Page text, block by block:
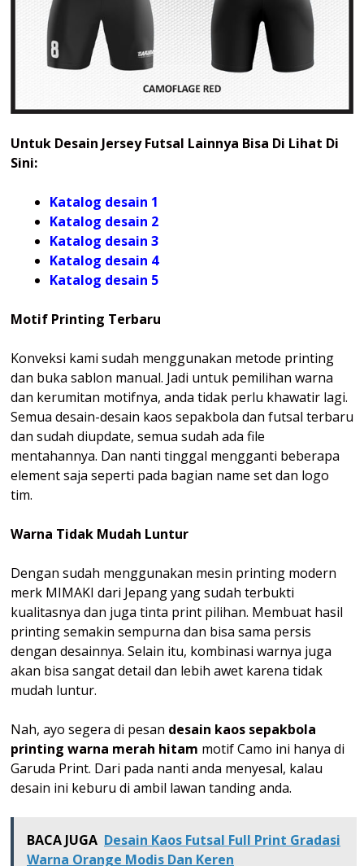
Untuk Desain Jersey Futsal Lainnya Bisa Di Lihat Di
Sini:
Katalog desain 1
Katalog desain 2
Katalog desain 3
Katalog desain 4
Katalog desain 5
Motif Printing Terbaru
Konveksi kami sudah menggunakan metode printing
dan buka sablon manual. Jadi untuk pemilihan warna
dan kerumitan motifnya, anda tidak perlu khawatir lagi.
Semua desain-desain kaos sepakbola dan futsal terbaru
dan sudah diupdate, semua sudah ada file
mentahannya. Dan nanti tinggal mengganti beberapa
element saja seperti pada bagian name set dan logo
tim.
Warna Tidak Mudah Luntur
Dengan sudah menggunakan mesin printing modern
merk MIMAKI dari Jepang yang sudah terbukti
kualitasnya dan juga tinta print pilihan. Membuat hasil
printing semakin sempurna dan bisa sama persis
dengan desainnya. Selain itu, kombinasi warnya juga
akan bisa sangat detail dan lebih awet karena tidak
mudah luntur.
Nah, ayo segera di pesan desain kaos sepakbola
printing warna merah hitam motif Camo ini hanya di
Garuda Print. Dari pada nanti anda menyesal, kalau
desain ini keburu di ambil lawan tanding anda.
BACA JUGA Desain Kaos Futsal Full Print Gradasi
Warna Orange Modis Dan Keren